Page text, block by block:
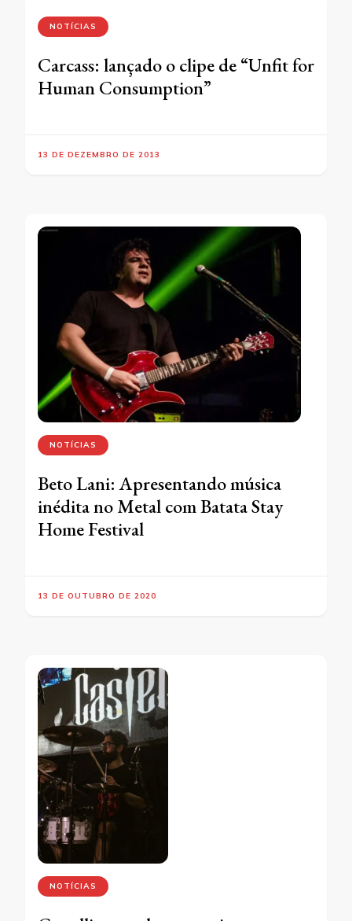
NOTÍCIAS
Carcass: lançado o clipe de “Unfit for
Human Consumption”
13 DE DEZEMBRO DE 2013
NOTÍCIAS
Beto Lani: Apresentando música
inédita no Metal com Batata Stay
Home Festival
13 DE OUTUBRO DE 2020
NOTÍCIAS